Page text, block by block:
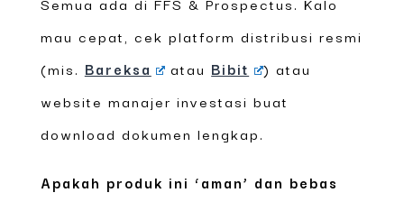
mau cepat, cek platform distribusi resmi
(mis. Bareksa atau Bibit
) atau
website manajer investasi buat
download dokumen lengkap.
Apakah produk ini ‘aman’ dan bebas